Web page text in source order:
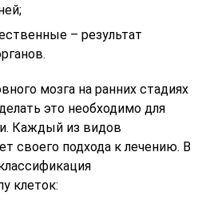
– результат
мозга на ранних стадиях
это необходимо для
Каждый из видов
своего подхода к лечению. В
клеток: